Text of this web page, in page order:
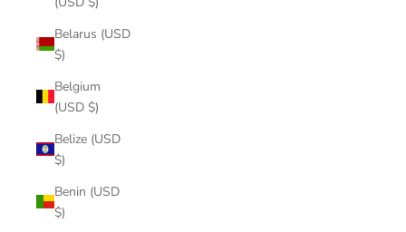
Belarus (USD
$)
Belgium
(USD $)
Belize (USD
$)
Benin (USD
$)